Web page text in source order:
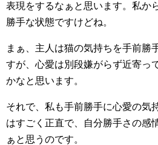
表現をするなぁと思います。私か
勝手な状態ですけどね。
まぁ、主人は猫の気持ちを手前勝
すが、心愛は別段嫌がらず近寄っ
かなと思います。
それで、私も手前勝手に心愛の気
はすごく正直で、自分勝手さの感
ぁと思うのです。